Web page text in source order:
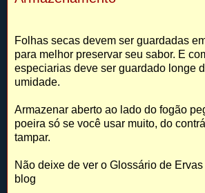
Folhas secas devem ser guardadas
para melhor preservar seu sabor. E
especiarias deve ser guardado longe
umidade.
Armazenar aberto ao lado do fogão
poeira só se você usar muito, do
tampar.
Não deixe de ver o Glossário de
blog